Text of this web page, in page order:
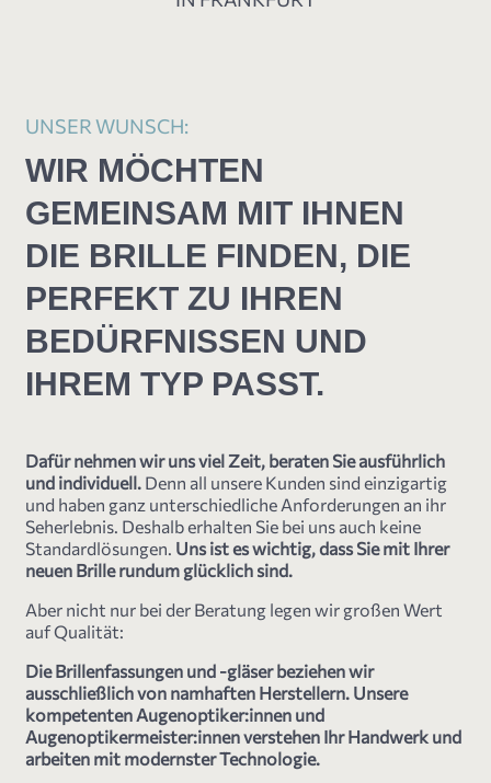
UNSER WUNSCH:
WIR MÖCHTEN
GEMEINSAM MIT IHNEN
DIE BRILLE FINDEN, DIE
PERFEKT ZU IHREN
BEDÜRFNISSEN UND
IHREM TYP PASST.
Dafür nehmen wir uns viel Zeit, beraten Sie ausführlich
und individuell. Denn all unsere Kunden sind einzigartig
und haben ganz unterschiedliche Anforderungen an ihr
Seherlebnis. Deshalb erhalten Sie bei uns auch keine
Standardlösungen. Uns ist es wichtig, dass Sie mit Ihrer
neuen Brille rundum glücklich sind.
Aber nicht nur bei der Beratung legen wir großen Wert
auf Qualität:
Die Brillenfassungen und -gläser beziehen wir
ausschließlich von namhaften Herstellern. Unsere
kompetenten Augenoptiker:innen und
Augenoptikermeister:innen verstehen Ihr Handwerk und
arbeiten mit modernster Technologie.